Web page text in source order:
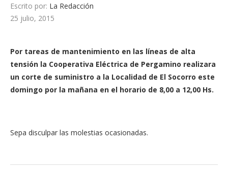
Escrito por: La Redacción
25 julio, 2015
Por tareas de mantenimiento en las líneas de alta
tensión la Cooperativa Eléctrica de Pergamino realizara
un corte de suministro a la Localidad de El Socorro este
domingo por la mañana en el horario de 8,00 a 12,00 Hs.
Sepa disculpar las molestias ocasionadas.